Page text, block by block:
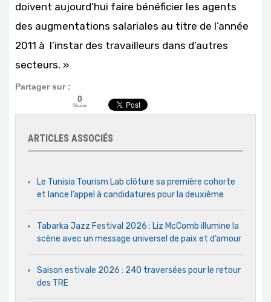
doivent aujourd’hui faire bénéficier les agents
des augmentations salariales au titre de l’année
2011 à l’instar des travailleurs dans d’autres
secteurs. »
Partager sur :
0
Shares
ARTICLES ASSOCIÉS
Le Tunisia Tourism Lab clôture sa première cohorte
et lance l’appel à candidatures pour la deuxième
Tabarka Jazz Festival 2026 : Liz McComb illumine la
scène avec un message universel de paix et d’amour
Saison estivale 2026 : 240 traversées pour le retour
des TRE